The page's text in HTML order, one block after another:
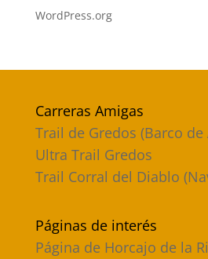
WordPress.org
Carreras Amigas
Trail de Gredos (Barco de
Ultra Trail Gredos
Trail Corral del Diablo
Páginas de interés
Página de Horcajo de la